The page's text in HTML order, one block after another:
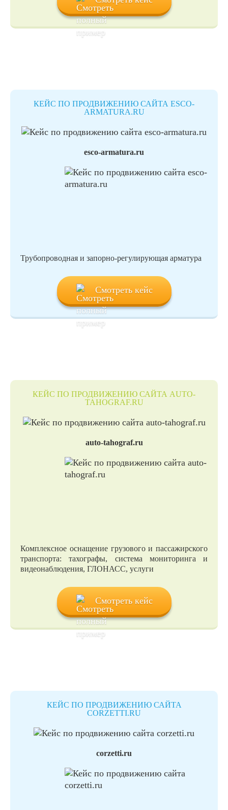
КЕЙС ПО ПРОДВИЖЕНИЮ САЙТА ESCO-
ARMATURA.RU
esco-armatura.ru
Трубопроводная и запорно-регулирующая арматура
Смотреть кейс
КЕЙС ПО ПРОДВИЖЕНИЮ САЙТА AUTO-
TAHOGRAF.RU
auto-tahograf.ru
Комплексное оснащение грузового и пассажирского
транспорта: тахографы, система мониторинга и
видеонаблюдения, ГЛОНАСС, услуги
Смотреть кейс
КЕЙС ПО ПРОДВИЖЕНИЮ САЙТА
CORZETTI.RU
corzetti.ru